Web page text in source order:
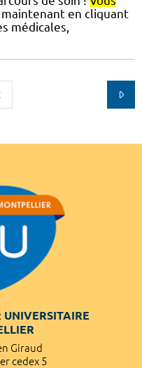
en cliquant
médicales,
UNIVERSITAIRE
Giraud
cedex 5